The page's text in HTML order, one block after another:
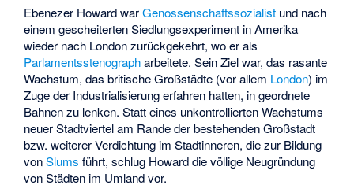
Ebenezer Howard warGenossenschaftssozialist und nach
einem gescheiterten Siedlungsexperiment in Amerika
wieder nach London zurückgekehrt, wo er als
Parlamentsstenographarbeitete. Sein Ziel war, das rasante
Wachstum, das britische Großstädte (vor allem London) im
Zuge der Industrialisierung erfahren hatten, in geordnete
Bahnen zu lenken. Statt eines unkontrollierten Wachstums
neuer Stadtviertel am Rande der bestehenden Großstadt
bzw. weiterer Verdichtung im Stadtinneren, die zur Bildung
vonSlums führt, schlug Howard die völlige Neugründung
von Städten im Umland vor.